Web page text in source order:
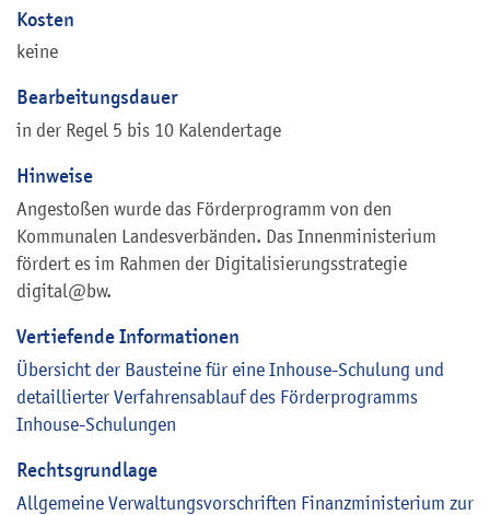
Kosten
keine
Bearbeitungsdauer
in der Regel 5 bis 10 Kalendertage
Hinweise
Angestoßen wurde das Förderprogramm von den
Kommunalen Landesverbänden. Das Innenministerium
fördert es im Rahmen der Digitalisierungsstrategie
digital@bw.
Vertiefende Informationen
Übersicht der Bausteine für eine Inhouse-Schulung und
detaillierter Verfahrensablauf des Förderprogramms
Inhouse-Schulungen
Rechtsgrundlage
Allgemeine Verwaltungsvorschriften Finanzministerium zur